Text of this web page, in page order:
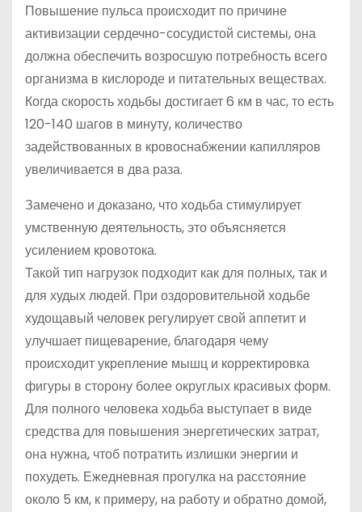
Повышение пульса происходит по причине
активизации сердечно-сосудистой системы, она
должна обеспечить возросшую потребность всего
организма в кислороде и питательных веществах.
Когда скорость ходьбы достигает 6 км в час, то есть
120-140 шагов в минуту, количество
задействованных в кровоснабжении капилляров
увеличивается в два раза.
Замечено и доказано, что ходьба стимулирует
умственную деятельность, это объясняется
усилением кровотока.
Такой тип нагрузок подходит как для полных, так и
для худых людей. При оздоровительной ходьбе
худощавый человек регулирует свой аппетит и
улучшает пищеварение, благодаря чему
происходит укрепление мышц и корректировка
фигуры в сторону более округлых красивых форм.
Для полного человека ходьба выступает в виде
средства для повышения энергетических затрат,
она нужна, чтоб потратить излишки энергии и
похудеть. Ежедневная прогулка на расстояние
около 5 км, к примеру, на работу и обратно домой,